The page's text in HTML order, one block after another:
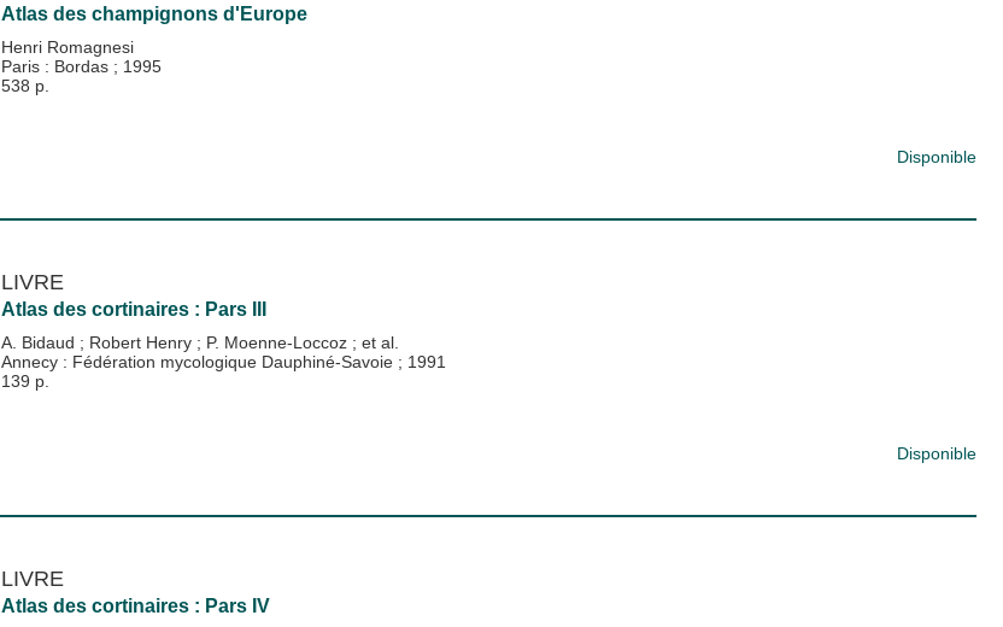
Atlas des champignons d'Europe
Henri Romagnesi
Paris : Bordas ; 1995
538 p.
Disponible
LIVRE
Atlas des cortinaires : Pars III
A. Bidaud ; Robert Henry ; P. Moenne-Loccoz ; et al.
Annecy : Fédération mycologique Dauphiné-Savoie ; 1991
139 p.
Disponible
LIVRE
Atlas des cortinaires : Pars IV